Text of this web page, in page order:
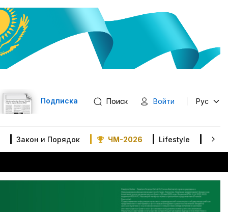
Подписка Поиск Войти Рус
Закон и Порядок ЧМ-2026 Lifestyle В